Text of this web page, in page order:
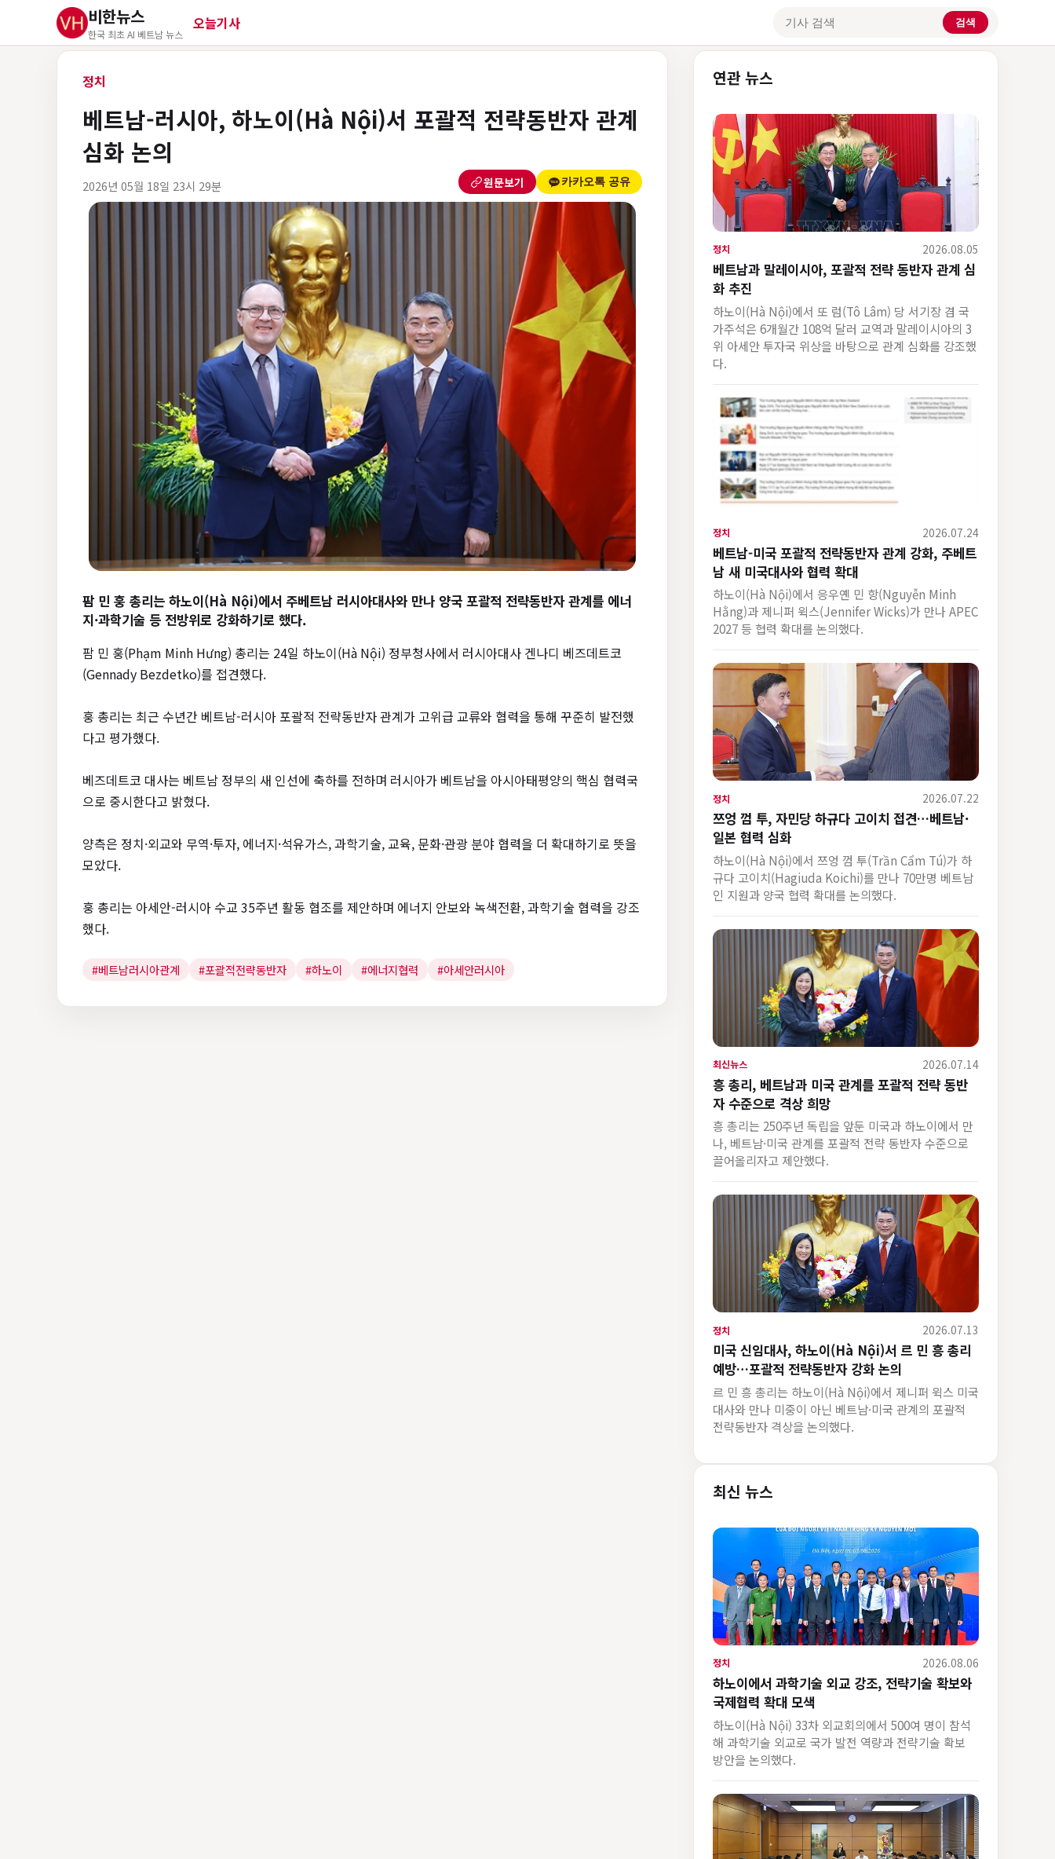
비한뉴스
한국 최초 AI 베트남 뉴스
오늘기사 기사 검색 검색
정치
베트남-러시아, 하노이(Hà Nội)서 포괄적 전략동반자 관계
심화 논의
2026년 05월 18일 23시 29분 원문보기 카카오톡 공유
팜 민 훙 총리는 하노이(Hà Nội)에서 주베트남 러시아대사와 만나 양국 포괄적 전략동반자 관계를 에너
지·과학기술 등 전방위로 강화하기로 했다.
팜 민 훙(Phạm Minh Hưng) 총리는 24일 하노이(Hà Nội) 정부청사에서 러시아대사 겐나디 베즈데트코
(Gennady Bezdetko)를 접견했다.
훙 총리는 최근 수년간 베트남-러시아 포괄적 전략동반자 관계가 고위급 교류와 협력을 통해 꾸준히 발전했
다고 평가했다.
베즈데트코 대사는 베트남 정부의 새 인선에 축하를 전하며 러시아가 베트남을 아시아태평양의 핵심 협력국
으로 중시한다고 밝혔다.
양측은 정치·외교와 무역·투자, 에너지·석유가스, 과학기술, 교육, 문화·관광 분야 협력을 더 확대하기로 뜻을
모았다.
훙 총리는 아세안-러시아 수교 35주년 활동 협조를 제안하며 에너지 안보와 녹색전환, 과학기술 협력을 강조
했다.
#베트남러시아관계 #포괄적전략동반자 #하노이 #에너지협력 #아세안러시아
연관 뉴스
정치 2026.08.05
베트남과 말레이시아, 포괄적 전략 동반자 관계 심
화 추진
하노이(Hà Nội)에서 또 럼(Tô Lâm) 당 서기장 겸 국
가주석은 6개월간 108억 달러 교역과 말레이시아의 3
위 아세안 투자국 위상을 바탕으로 관계 심화를 강조했
다.
정치 2026.07.24
베트남-미국 포괄적 전략동반자 관계 강화, 주베트
남 새 미국대사와 협력 확대
하노이(Hà Nội)에서 응우옌 민 항(Nguyễn Minh
Hằng)과 제니퍼 윅스(Jennifer Wicks)가 만나 APEC
2027 등 협력 확대를 논의했다.
정치 2026.07.22
쯔엉 껌 투, 자민당 하규다 고이치 접견…베트남·
일본 협력 심화
하노이(Hà Nội)에서 쯔엉 껌 투(Trần Cẩm Tú)가 하
규다 고이치(Hagiuda Koichi)를 만나 70만명 베트남
인 지원과 양국 협력 확대를 논의했다.
최신뉴스 2026.07.14
흥 총리, 베트남과 미국 관계를 포괄적 전략 동반
자 수준으로 격상 희망
흥 총리는 250주년 독립을 앞둔 미국과 하노이에서 만
나, 베트남·미국 관계를 포괄적 전략 동반자 수준으로
끌어올리자고 제안했다.
정치 2026.07.13
미국 신임대사, 하노이(Hà Nội)서 르 민 흥 총리
예방…포괄적 전략동반자 강화 논의
르 민 흥 총리는 하노이(Hà Nội)에서 제니퍼 윅스 미국
대사와 만나 미중이 아닌 베트남·미국 관계의 포괄적
전략동반자 격상을 논의했다.
최신 뉴스
정치 2026.08.06
하노이에서 과학기술 외교 강조, 전략기술 확보와
국제협력 확대 모색
하노이(Hà Nội) 33차 외교회의에서 500여 명이 참석
해 과학기술 외교로 국가 발전 역량과 전략기술 확보
방안을 논의했다.